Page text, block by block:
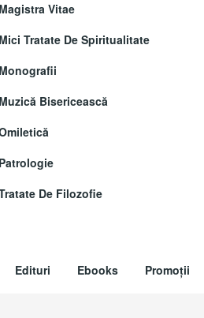
Magistra Vitae
Mici Tratate De Spiritualitate
Monografii
Muzică Bisericească
Patrologie
De Filozofie
Edituri Ebooks Promoții